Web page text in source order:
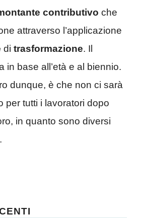
contributivo che
attraverso l’applicazione
di trasformazione. Il
in base all’età e al biennio.
dunque, è che non ci sarà
per tutti i lavoratori dopo
in quanto sono diversi